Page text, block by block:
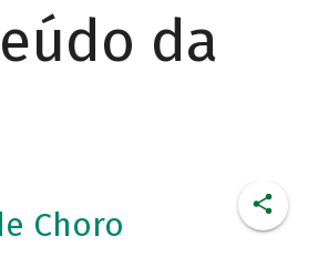
da
Choro